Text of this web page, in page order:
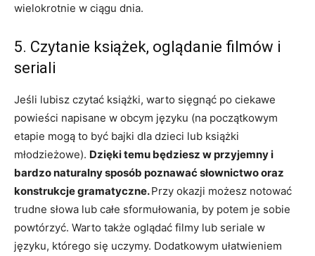
wielokrotnie w ciągu dnia.
5. Czytanie książek, oglądanie filmów i
seriali
Jeśli lubisz czytać książki, warto sięgnąć po ciekawe
powieści napisane w obcym języku (na początkowym
etapie mogą to być bajki dla dzieci lub książki
młodzieżowe). Dzięki temu będziesz w przyjemny i
bardzo naturalny sposób poznawać słownictwo oraz
konstrukcje gramatyczne.Przy okazji możesz notować
trudne słowa lub całe sformułowania, by potem je sobie
powtórzyć. Warto także oglądać filmy lub seriale w
języku, którego się uczymy. Dodatkowym ułatwieniem